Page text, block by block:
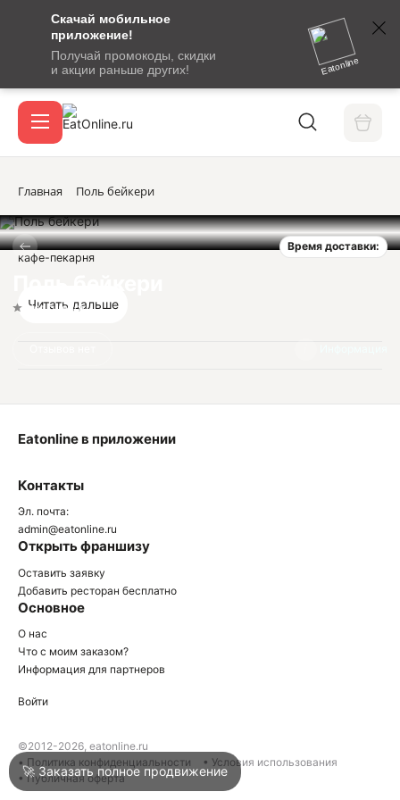
Скачай мобильное
приложение!
Получай промокоды, скидки
и акции раньше других!
Eatonline
сообщение
кодом
подтверждения
Вход / регистрация
Акции
Войти
Написать в техподдержку
Главная Поль бейкери
Время доставки:
Нет оценок
кафе-пекарня
Читать дальше
Контакты
Эл. почта:
admin@eatonline.ru
Открыть франшизу
Оставить заявку
Добавить ресторан бесплатно
Основное
О нас
Что с моим заказом?
Информация для партнеров
Eatonline в приложении
Войти
©2012-2026, eatonline.ru
• Политика конфиденциальности
• Условия использования
• Публичная оферта
🚀 Заказать полное продвижение